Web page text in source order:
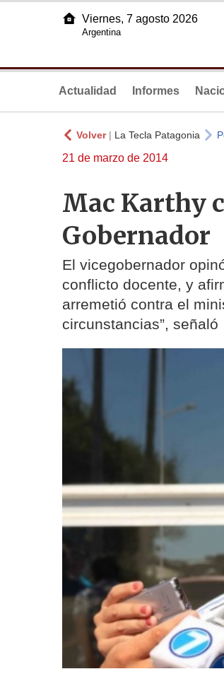
Viernes, 7 agosto 2026
Argentina
Actualidad Informes
Volver| La Tecla Patagonia
21 de marzo de 2014
Mac Karthy
Gobernador
El vicegobernador
conflicto docente, y
arremetió contra el
circunstancias”, señaló